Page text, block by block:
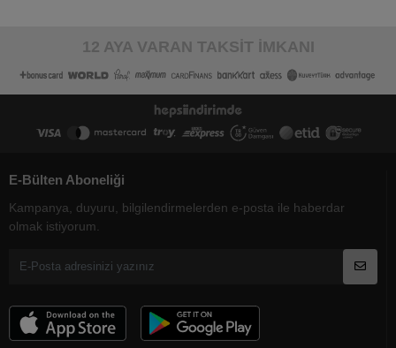
12 AYA VARAN TAKSİT İMKANI
E-Bülten Aboneliği
Kampanya, duyuru, bilgilendirmelerden e-posta ile haberdar
olmak istiyorum.